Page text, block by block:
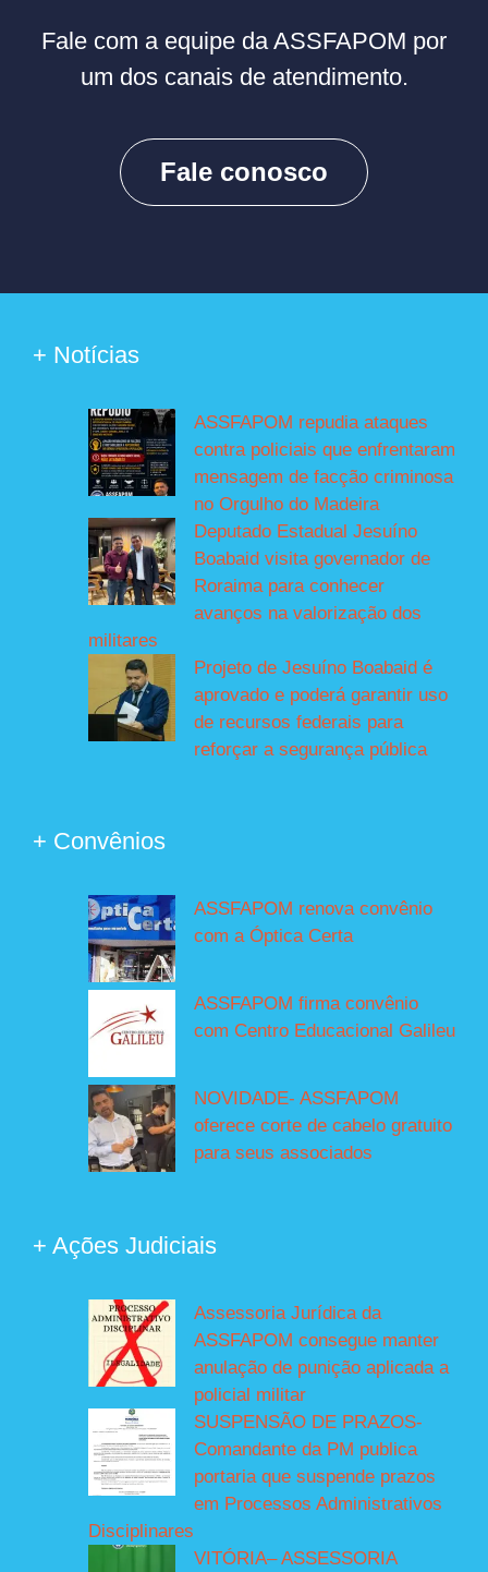
Fale com a equipe da ASSFAPOM por
um dos canais de atendimento.
Fale conosco
+ Notícias
ASSFAPOM repudia ataques
contra policiais que enfrentaram
mensagem de facção criminosa
no Orgulho do Madeira
Deputado Estadual Jesuíno
Boabaid visita governador de
Roraima para conhecer
avanços na valorização dos
militares
Projeto de Jesuíno Boabaid é
aprovado e poderá garantir uso
de recursos federais para
reforçar a segurança pública
+ Convênios
ASSFAPOM renova convênio
com a Óptica Certa
ASSFAPOM firma convênio
com Centro Educacional Galileu
NOVIDADE- ASSFAPOM
oferece corte de cabelo gratuito
para seus associados
+ Ações Judiciais
Assessoria Jurídica da
ASSFAPOM consegue manter
anulação de punição aplicada a
policial militar
SUSPENSÃO DE PRAZOS-
Comandante da PM publica
portaria que suspende prazos
em Processos Administrativos
Disciplinares
VITÓRIA– ASSESSORIA